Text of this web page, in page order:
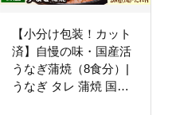
【小分け包装！カット
済】自慢の味・国産活
うなぎ蒲焼（8食分）|
うなぎ タレ 蒲焼 国産